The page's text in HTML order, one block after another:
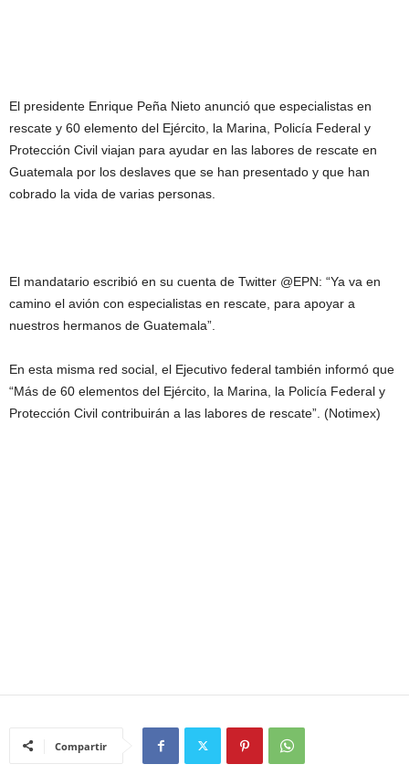
El presidente Enrique Peña Nieto anunció que especialistas en
rescate y 60 elemento del Ejército, la Marina, Policía Federal y
Protección Civil viajan para ayudar en las labores de rescate en
Guatemala por los deslaves que se han presentado y que han
cobrado la vida de varias personas.
El mandatario escribió en su cuenta de Twitter @EPN: “Ya va en
camino el avión con especialistas en rescate, para apoyar a
nuestros hermanos de Guatemala”.
En esta misma red social, el Ejecutivo federal también informó que
“Más de 60 elementos del Ejército, la Marina, la Policía Federal y
Protección Civil contribuirán a las labores de rescate”. (Notimex)
Compartir